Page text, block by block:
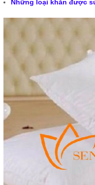
Những loại khăn được